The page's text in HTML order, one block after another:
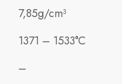
7,85g/cm³
1371 – 1533°C
–